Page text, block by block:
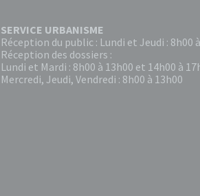
SERVICE URBANISME
Réception du public : Lundi et Jeudi : 8h00
Réception des dossiers :
Lundi et Mardi : 8h00 à 13h00 et 14h00 à
Mercredi, Jeudi, Vendredi : 8h00 à 13h00